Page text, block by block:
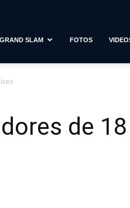
GRAND SLAM FOTOS
de 18